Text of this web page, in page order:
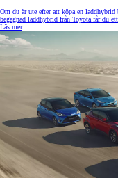
Om du är ute efter att köpa en laddhybrid
begagnad laddhybrid från Toyota får du
Läs mer